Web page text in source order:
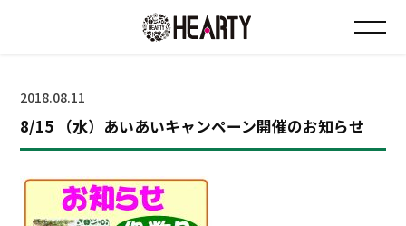
チラシ情報
店舗について
2018.08.11
8/15 （水）あいあいキャンペーン開催のお知らせ